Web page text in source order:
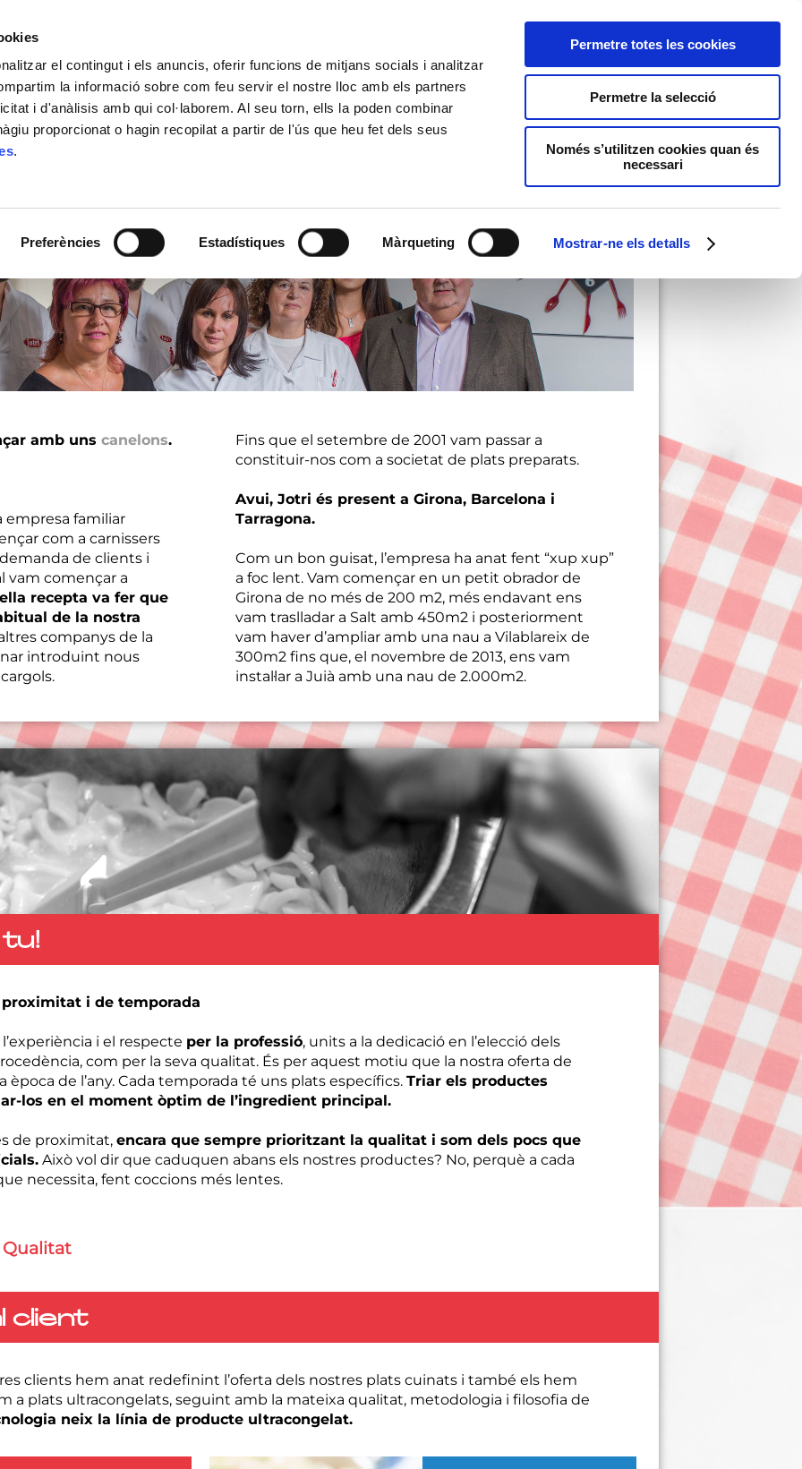
el contingut i els anuncis, oferir funcions de mitjans socials i analitzar
la informació sobre com feu servir el nostre lloc amb els partners
i d'anàlisis amb qui col·laborem. Al seu torn, ells la poden combinar
proporcionat o hagin recopilat a partir de l'ús que heu fet dels seus
.
Preferències Estadístiques Màrqueting Mostrar-ne els detalls
Permetre totes les cookies
Permetre la selecció
Només s’utilitzen cookies quan és
necessari
ACTUALITAT ON COMPRAR CONTACTE
amb unscanelons.
familiar
com a carnissers
de clients i
vam començar a
recepta va fer que
de la nostra
companys de la
introduint nous
Fins que el setembre de 2001 vam passar a
constituir-nos com a societat de plats preparats.
Avui, Jotri és present a Girona, Barcelona i
Tarragona.
Com un bon guisat, l’empresa ha anat fent “xup xup”
a foc lent. Vam començar en un petit obrador de
Girona de no més de 200 m2, més endavant ens
vam traslladar a Salt amb 450m2 i posteriorment
vam haver d’ampliar amb una nau a Vilablareix de
300m2 fins que, el novembre de 2013, ens vam
instal·lar a Juià amb una nau de 2.000m2.
i de temporada
i el respecte per la professió, units a la dedicació en l’elecció dels
com per la seva qualitat. És per aquest motiu que la nostra oferta de
època de l’any. Cada temporada té uns plats específics.Triar els productes
los en el moment òptim de l’ingredient principal.
de proximitat,encara que sempre prioritzant la qualitat i som dels pocs que
Això vol dir que caduquen abans els nostres productes? No, perquè a cada
necessita, fent coccions més lentes.
Qualitat
client
clients hem anat redefinint l’oferta dels nostres plats cuinats i també els hem
a plats ultracongelats, seguint amb la mateixa qualitat, metodologia i filosofia de
neix la línia de producte ultracongelat.